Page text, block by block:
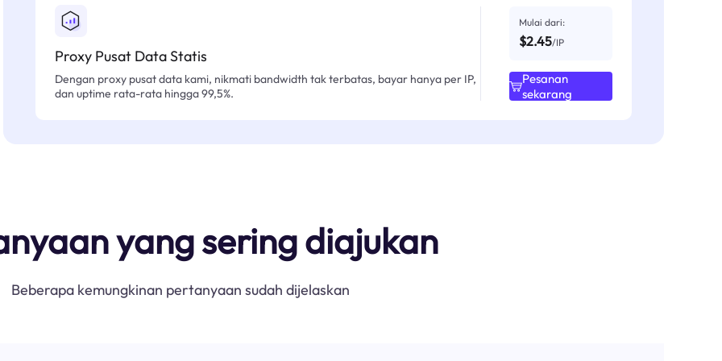
Proxy Pusat Data Statis
Dengan proxy pusat data kami, nikmati bandwidth tak terbatas, bayar hanya per IP,
dan uptime rata-rata hingga 99,5%.
Mulai dari:
$2.45/IP
Pesanan
sekarang
yang sering diajukan
Beberapa kemungkinan pertanyaan sudah dijelaskan